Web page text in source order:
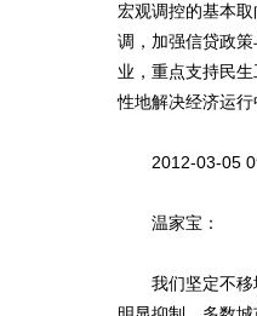
宏观调控的基本
调，加强信贷政
业，重点支持民
性地解决经济运行
2012-03-05
温家宝：
我们坚定不移地